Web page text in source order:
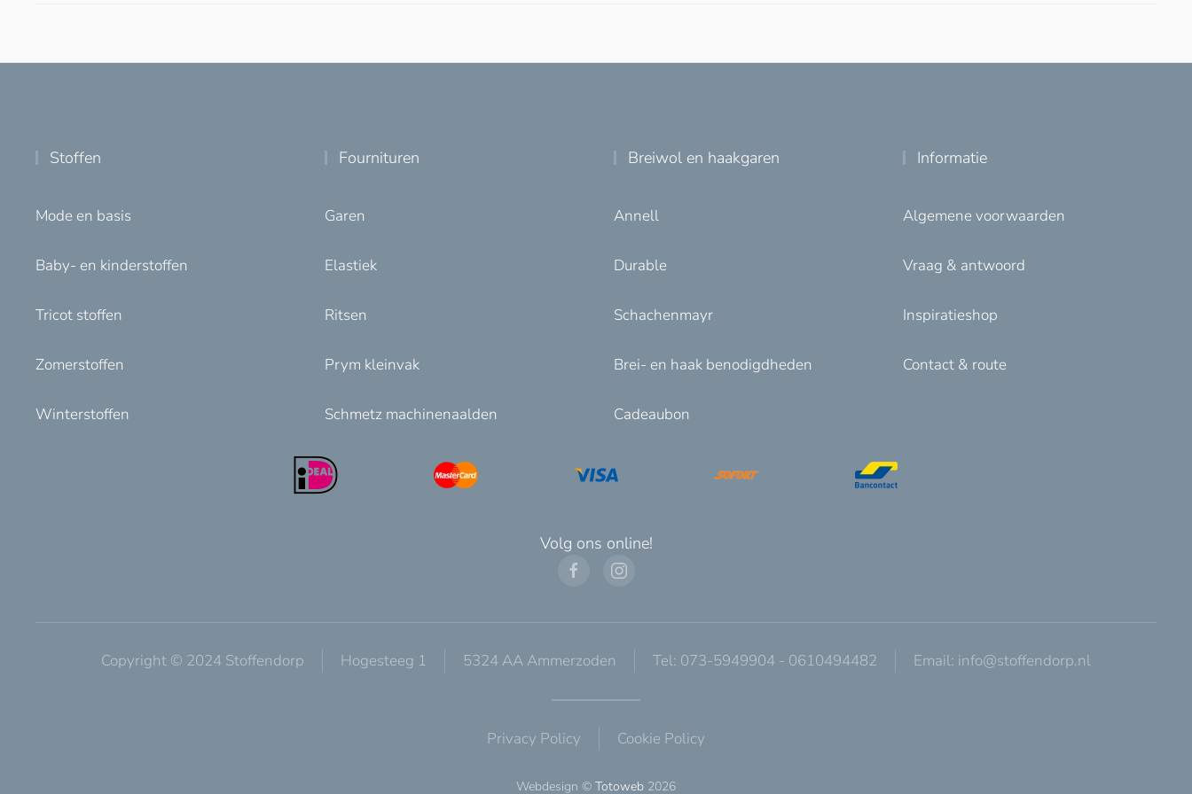
Stoffen
Mode en basis
Baby- en kinderstoffen
Tricot stoffen
Zomerstoffen
Winterstoffen
Fournituren
Garen
Elastiek
Ritsen
Prym kleinvak
Schmetz machinenaalden
Breiwol en haakgaren
Annell
Durable
Schachenmayr
Brei- en haak benodigdheden
Cadeaubon
Informatie
Algemene voorwaarden
Vraag & antwoord
Inspiratieshop
Contact & route
Volg ons online!
Copyright © 2024 Stoffendorp Hogesteeg 1 5324 AA Ammerzoden Tel: 073-5949904 - 0610494482 Email: info@stoffendorp.nl
Privacy Policy Cookie Policy
Webdesign © Totoweb 2026